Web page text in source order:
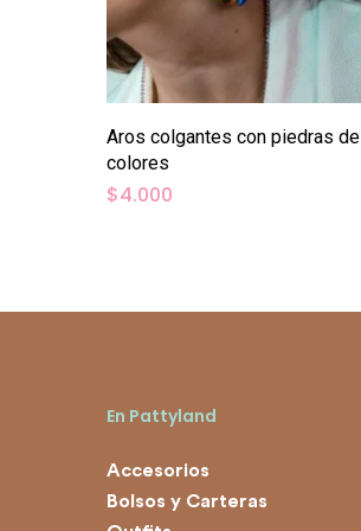
Añadir Al Carrito
Aros colgantes con piedras de
colores
$4.000
En Pattyland
Accesorios
Bolsos y Carteras